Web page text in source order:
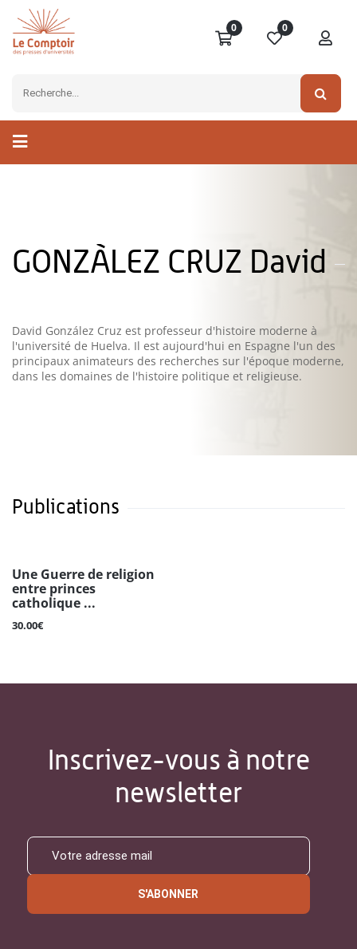
0 0
GONZÀLEZ CRUZ David
David González Cruz est professeur d'histoire moderne à
l'université de Huelva. Il est aujourd'hui en Espagne l'un des
principaux animateurs des recherches sur l'époque moderne,
dans les domaines de l'histoire politique et religieuse.
Publications
Une Guerre de religion
entre princes
catholique ...
30.00€
Inscrivez-vous à notre
newsletter
S'ABONNER